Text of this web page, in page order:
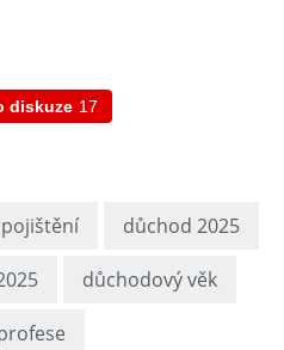
diskuze 17
důchod 2025
důchodový věk